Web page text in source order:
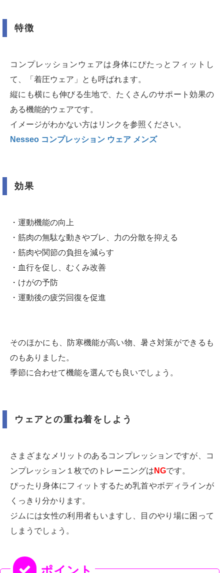
特徴
コンプレッションウェアは身体にぴたっとフィットし
て、「着圧ウェア」とも呼ばれます。
縦にも横にも伸びる生地で、たくさんのサポート効果の
ある機能的ウェアです。
イメージがわかない方はリンクを参照ください。
Nesseo コンプレッション ウェア メンズ
効果
・運動機能の向上
・筋肉の無駄な動きやブレ、力の分散を抑える
・筋肉や関節の負担を減らす
・血行を促し、むくみ改善
・けがの予防
・運動後の疲労回復を促進
そのほかにも、防寒機能が高い物、暑さ対策ができるも
のもありました。
季節に合わせて機能を選んでも良いでしょう。
ウェアとの重ね着をしよう
さまざまなメリットのあるコンプレッションですが、コ
ンプレッション１枚でのトレーニングは NGです。
ぴったり身体にフィットするため乳首やボディラインが
くっきり分かります。
ジムには女性の利用者もいますし、目のやり場に困って
しまうでしょう。